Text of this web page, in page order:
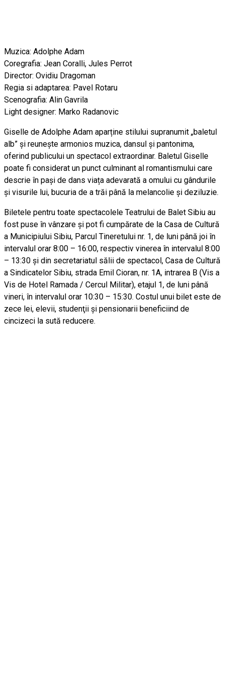
Muzica: Adolphe Adam
Coregrafia: Jean Coralli, Jules Perrot
Director: Ovidiu Dragoman
Regia si adaptarea: Pavel Rotaru
Scenografia: Alin Gavrila
Light designer: Marko Radanovic
Giselle de Adolphe Adam aparține stilului supranumit „baletul
alb” și reunește armonios muzica, dansul și pantonima,
oferind publicului un spectacol extraordinar. Baletul Giselle
poate fi considerat un punct culminant al romantismului care
descrie în pași de dans viața adevarată a omului cu gândurile
și visurile lui, bucuria de a trăi până la melancolie și deziluzie.
Biletele pentru toate spectacolele Teatrului de Balet Sibiu au
fost puse în vânzare şi pot fi cumpărate de la Casa de Cultură
a Municipiului Sibiu, Parcul Tineretului nr. 1, de luni până joi în
intervalul orar 8:00 – 16:00, respectiv vinerea în intervalul 8:00
– 13:30 şi din secretariatul sălii de spectacol, Casa de Cultură
a Sindicatelor Sibiu, strada Emil Cioran, nr. 1A, intrarea B (Vis a
Vis de Hotel Ramada / Cercul Militar), etajul 1, de luni până
vineri, în intervalul orar 10:30 – 15:30. Costul unui bilet este de
zece lei, elevii, studenţii şi pensionarii beneficiind de
cincizeci la sută reducere.